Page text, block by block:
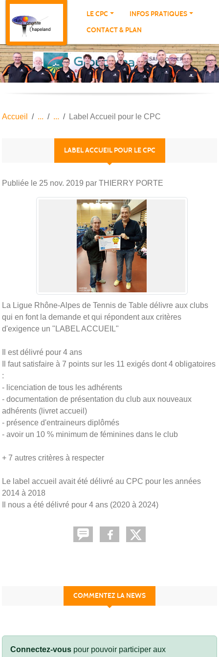
LE CPC
INFOS PRATIQUES
CONTACT & PLAN
Accueil Label Accueil pour le CPC
LABEL ACCUEIL POUR LE CPC
Publiée le 25 nov. 2019 par THIERRY PORTE
La Ligue Rhône-Alpes de Tennis de Table délivre aux clubs
qui en font la demande et qui répondent aux critères
d'exigence un "LABEL ACCUEIL"
Il est délivré pour 4 ans
Il faut satisfaire à 7 points sur les 11 exigés dont 4 obligatoires
:
- licenciation de tous les adhérents
- documentation de présentation du club aux nouveaux
adhérents (livret accueil)
- présence d'entraineurs diplômés
- avoir un 10 % minimum de féminines dans le club
+ 7 autres critères à respecter
Le label accueil avait été délivré au CPC pour les années
2014 à 2018
Il nous a été délivré pour 4 ans (2020 à 2024)
COMMENTEZ LA NEWS
Connectez-vous pour pouvoir participer aux
Panneau de gestion des cookies